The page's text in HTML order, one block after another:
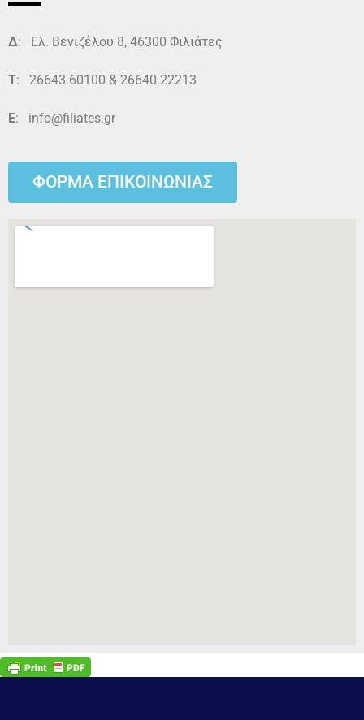
Δ: Ελ. Βενιζέλου 8, 46300 Φιλιάτες
Τ: 26643.60100 & 26640.22213
E: info@filiates.gr
ΦΟΡΜΑ ΕΠΙΚΟΙΝΩΝΙΑΣ